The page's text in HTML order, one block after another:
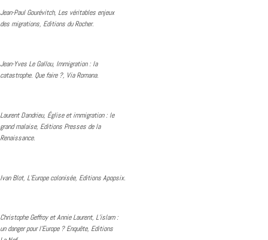
Jean-Paul Gourévitch, Les véritables enjeux
des migrations, Editions du Rocher.
Jean-Yves Le Gallou, Immigration : la
catastrophe. Que faire ?, Via Romana.
Laurent Dandrieu, Église et immigration : le
grand malaise, Editions Presses de la
Renaissance.
Ivan Blot, L’Europe colonisée, Editions Apopsix.
Christophe Geffroy et Annie Laurent, L’islam :
un danger pour l’Europe ? Enquête, Editions